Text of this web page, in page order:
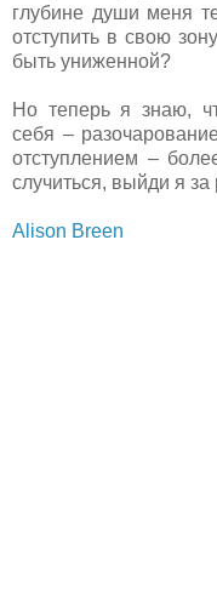
глубине души меня
отступить в свою
быть униженной?
Но теперь я знаю,
себя –
отступлением –
случиться, выйди я за
Alison Breen